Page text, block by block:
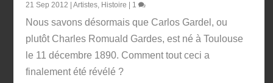
21 Sep 2012 |Artistes, Histoire 1
Nous savons désormais que Carlos Gardel, ou
plutôt Charles Romuald Gardes, est né à Toulouse
le 11 décembre 1890. Comment tout ceci a
finalement été révélé ?